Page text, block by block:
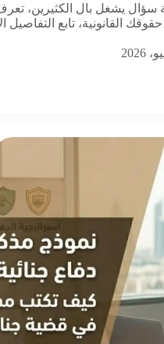
سؤال يشغل بال الكثيرين،
القانونية، تابع